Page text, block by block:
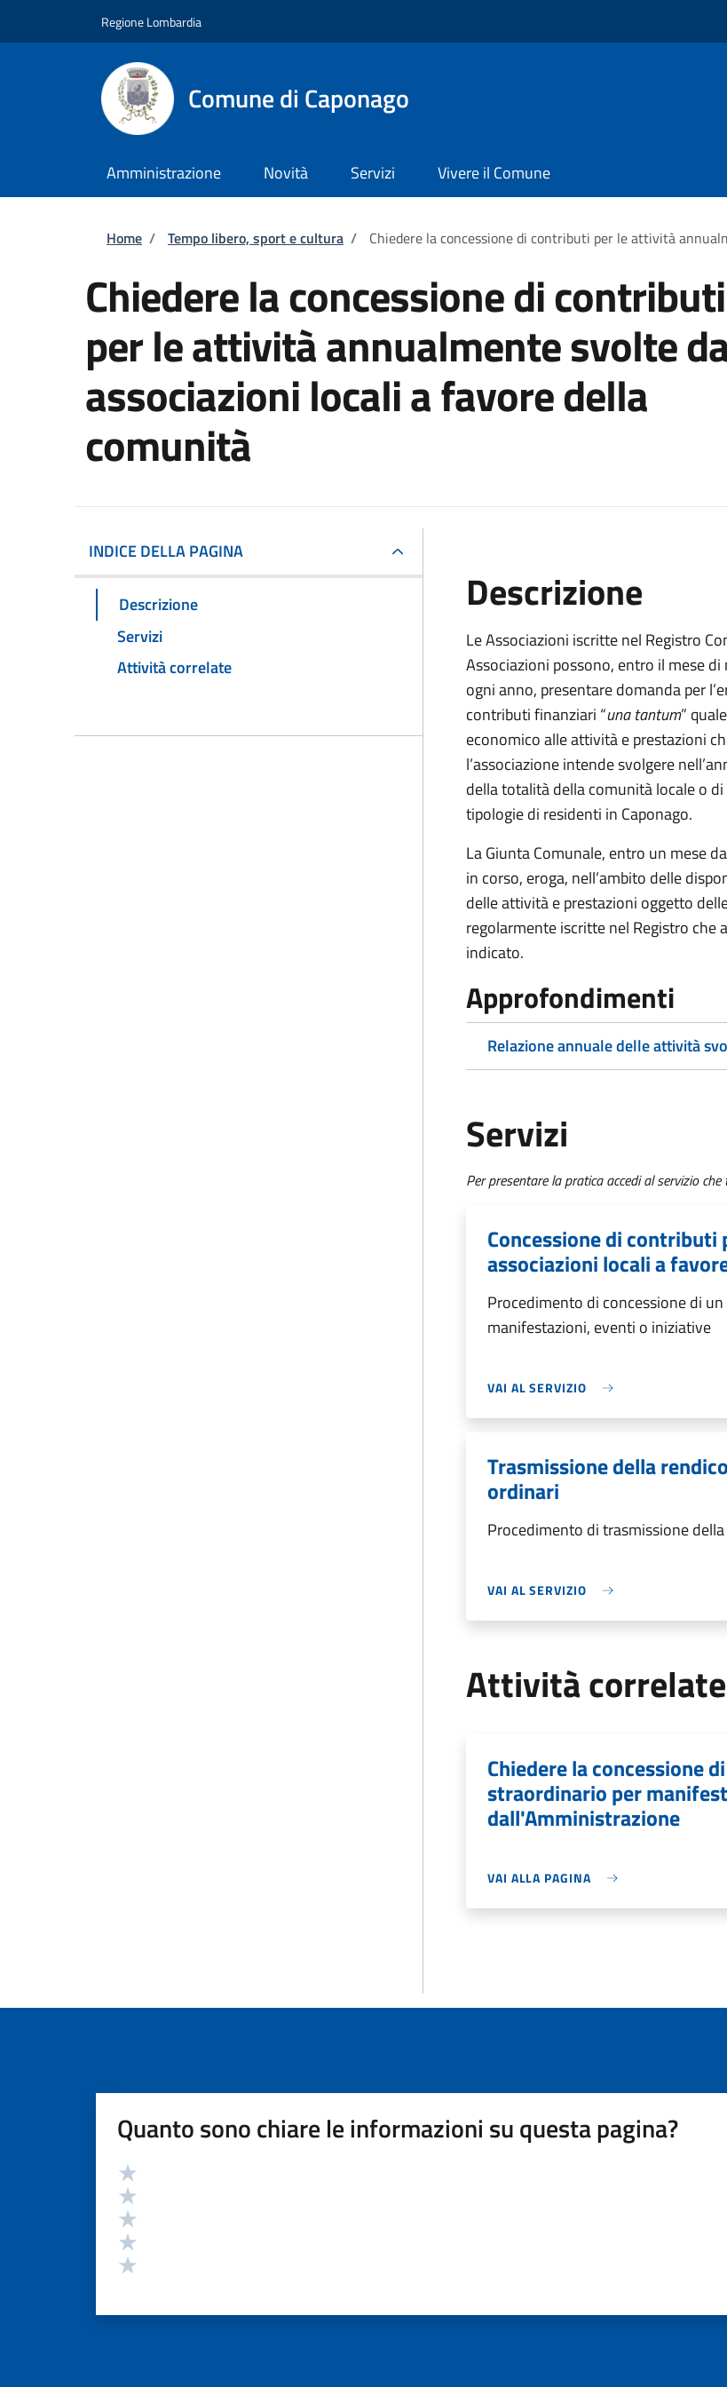
Regione Lombardia
Comune di Caponago
Amministrazione Novità Servizi Vivere il Comune
Briciole di pane
Home / Tempo libero, sport e cultura / Chiedere la concessione di contributi per le attività
Chiedere la concessione di contributi
per le attività annualmente svolte
associazioni locali a favore della
comunità
INDICE DELLA PAGINA
Descrizione
Servizi
Attività correlate
Descrizione
Le Associazioni iscritte nel Registro
Associazioni possono, entro il mese di
ogni anno, presentare domanda per
contributi finanziari “una tantum”
economico alle attività e prestazioni
l’associazione intende svolgere
della totalità della comunità locale o
tipologie di residenti in Caponago.
La Giunta Comunale, entro un mese
in corso, eroga, nell’ambito delle
delle attività e prestazioni oggetto
regolarmente iscritte nel Registro che
indicato.
Approfondimenti
Relazione annuale delle attività
Servizi
Per presentare la pratica accedi al servizio
Concessione di
associazioni locali a
Procedimento di concessione di
manifestazioni, eventi o iniziative
VAI AL SERVIZIO
Trasmissione della
ordinari
Procedimento di trasmissione
VAI AL SERVIZIO
Attività correlate
Chiedere la concessione
straordinario per
dall'Amministrazione
VAI ALLA PAGINA
Quanto sono chiare le informazioni su questa pagina?
Valutazione